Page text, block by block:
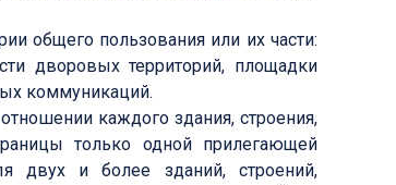
общего пользования или их части:
дворовых территорий, площадки
коммуникаций.
каждого здания, строения,
только одной прилегающей
двух и более зданий, строений,